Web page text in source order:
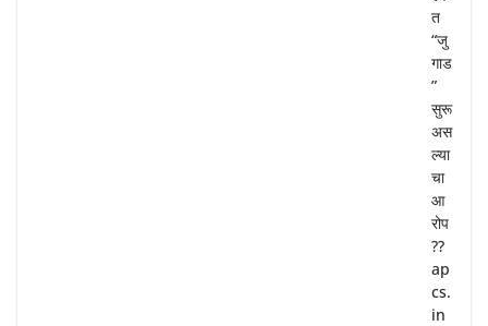
त
“जु
गाड
”
सुरू
अस
ल्या
चा
आ
रोप
??
ap
cs.
in